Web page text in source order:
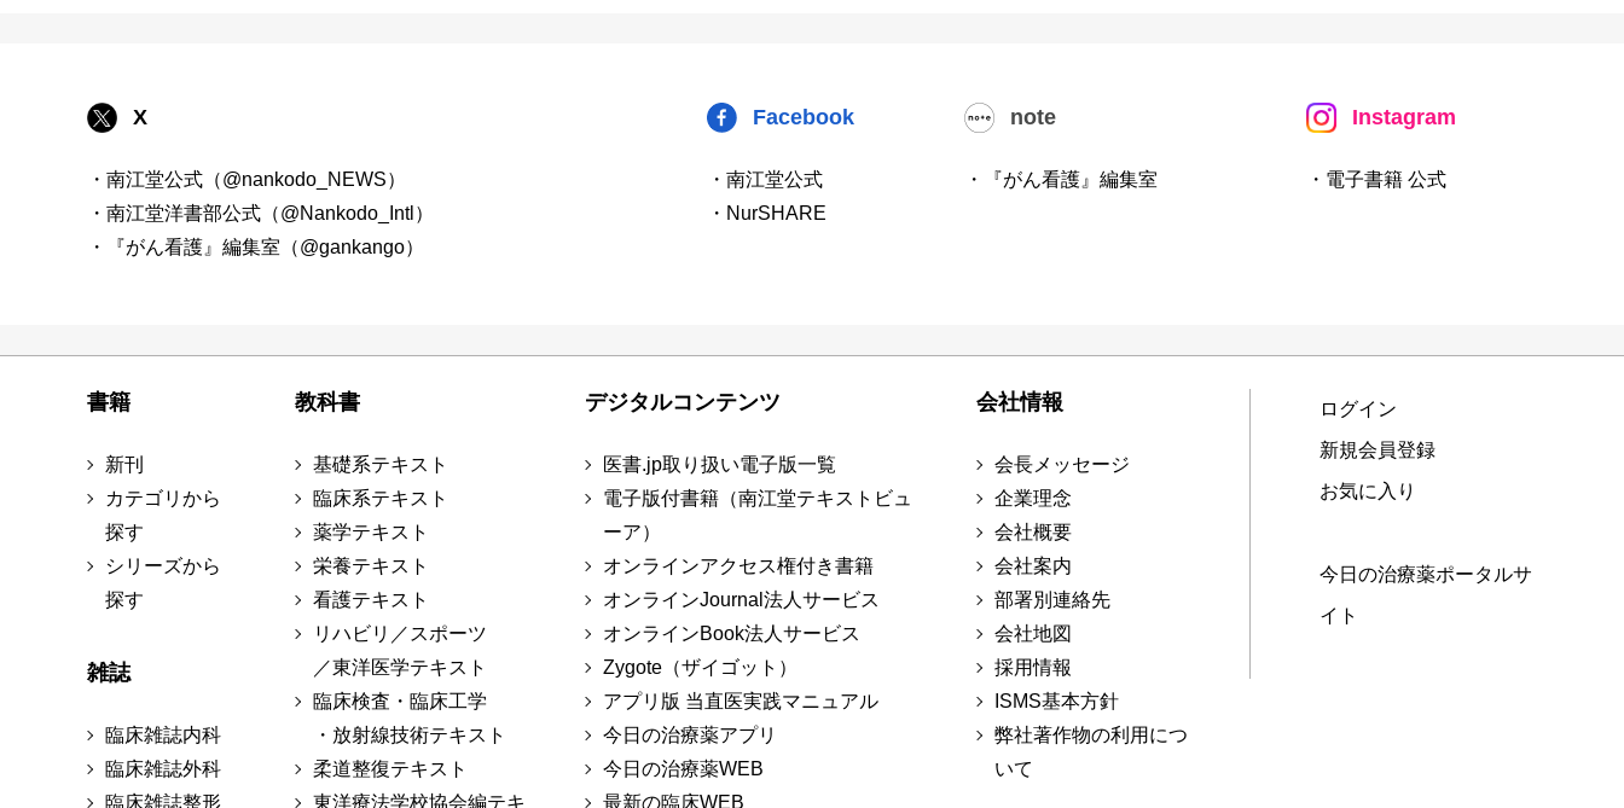
X
・南江堂公式（@nankodo_NEWS）
・南江堂洋書部公式（@Nankodo_Intl）
・『がん看護』編集室（@gankango）
Facebook
・南江堂公式
・NurSHARE
note
・『がん看護』編集室
Instagram
・電子書籍 公式
書籍
新刊
カテゴリから
探す
シリーズから
探す
雑誌
臨床雑誌内科
臨床雑誌外科
臨床雑誌整形
教科書
基礎系テキスト
臨床系テキスト
薬学テキスト
栄養テキスト
看護テキスト
リハビリ／スポーツ
／東洋医学テキスト
臨床検査・臨床工学
・放射線技術テキスト
柔道整復テキスト
東洋療法学校協会編テキ
デジタルコンテンツ
医書.jp取り扱い電子版一覧
電子版付書籍（南江堂テキストビュ
ーア）
オンラインアクセス権付き書籍
オンラインJournal法人サービス
オンラインBook法人サービス
Zygote（ザイゴット）
アプリ版 当直医実践マニュアル
今日の治療薬アプリ
今日の治療薬WEB
最新の臨床WEB
会社情報
会長メッセージ
企業理念
会社概要
会社案内
部署別連絡先
会社地図
採用情報
ISMS基本方針
弊社著作物の利用につ
いて
ログイン
新規会員登録
お気に入り
今日の治療薬ポータルサ
イト